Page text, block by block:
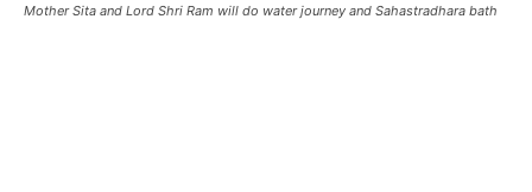
Mother Sita and Lord Shri Ram will do water journey and Sahastradhara bath